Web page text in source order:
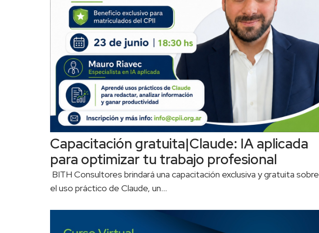
Capacitación gratuita|Claude: IA aplicada
para optimizar tu trabajo profesional
BITH Consultores brindará una capacitación exclusiva y gratuita sobre
el uso práctico de Claude, un…